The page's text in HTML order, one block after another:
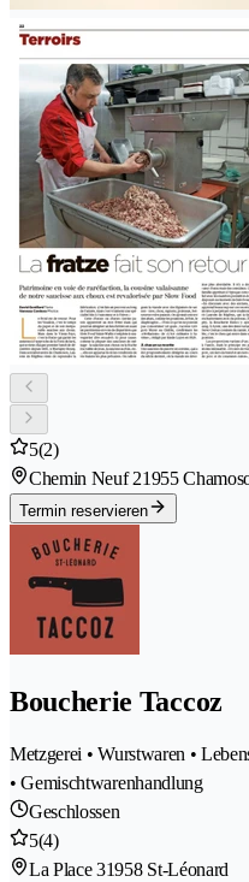
5(2)
Chemin Neuf 21955
Termin reservieren
Boucherie Taccoz
Metzgerei • Wurstwaren •
• Gemischtwarenhandlung
Geschlossen
5(4)
La Place 31958 St-Léonard